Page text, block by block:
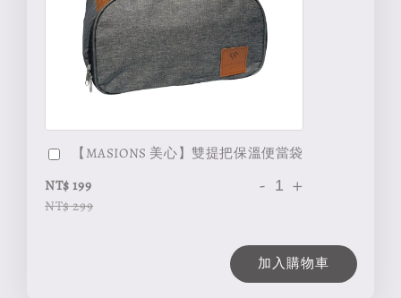
【MASIONS 美心】雙提把保溫便當袋
NT$ 199
NT$ 299
- +
加入購物車